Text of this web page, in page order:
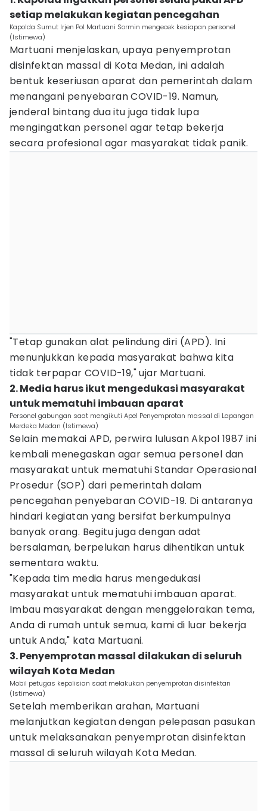
setiap melakukan kegiatan pencegahan
Kapolda Sumut Irjen Pol Martuani Sormin mengecek kesiapan personel
(Istimewa)
Martuani menjelaskan, upaya penyemprotan
disinfektan massal di Kota Medan, ini adalah
bentuk keseriusan aparat dan pemerintah dalam
menangani penyebaran COVID-19. Namun,
jenderal bintang dua itu juga tidak lupa
mengingatkan personel agar tetap bekerja
secara profesional agar masyarakat tidak panik.
"Tetap gunakan alat pelindung diri (APD). Ini
menunjukkan kepada masyarakat bahwa kita
tidak terpapar COVID-19," ujar Martuani.
2. Media harus ikut mengedukasi masyarakat
untuk mematuhi imbauan aparat
Personel gabungan saat mengikuti Apel Penyemprotan massal di Lapangan
Merdeka Medan (Istimewa)
Selain memakai APD, perwira lulusan Akpol 1987 ini
kembali menegaskan agar semua personel dan
masyarakat untuk mematuhi Standar Operasional
Prosedur (SOP) dari pemerintah dalam
pencegahan penyebaran COVID-19. Di antaranya
hindari kegiatan yang bersifat berkumpulnya
banyak orang. Begitu juga dengan adat
bersalaman, berpelukan harus dihentikan untuk
sementara waktu.
"Kepada tim media harus mengedukasi
masyarakat untuk mematuhi imbauan aparat.
Imbau masyarakat dengan menggelorakan tema,
Anda di rumah untuk semua, kami di luar bekerja
untuk Anda," kata Martuani.
3. Penyemprotan massal dilakukan di seluruh
wilayah Kota Medan
Mobil petugas kepolisian saat melakukan penyemprotan disinfektan
(Istimewa)
Setelah memberikan arahan, Martuani
melanjutkan kegiatan dengan pelepasan pasukan
untuk melaksanakan penyemprotan disinfektan
massal di seluruh wilayah Kota Medan.